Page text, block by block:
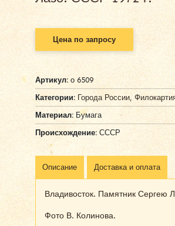
Цена по запросу
Артикул:о 6509
Категории: Города России,
Материал:Бумага
Происхождение:СССР
Описание Доставка и оплата
Владивосток. Памятник Сергею
Фото В. Колинова.